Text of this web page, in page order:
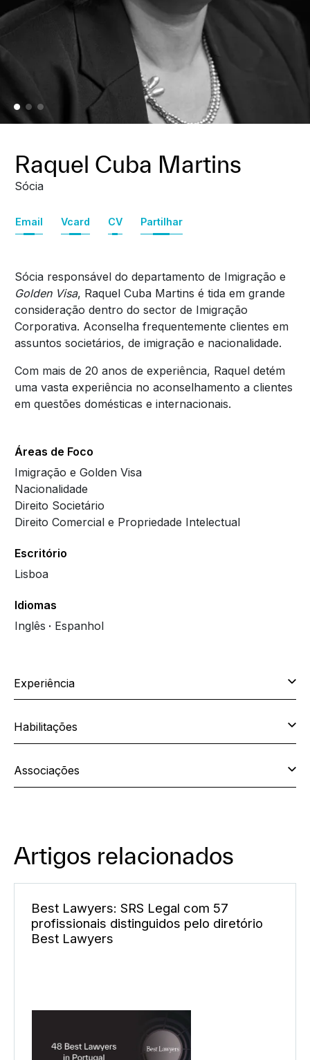
Raquel Cuba Martins
Sócia
Email Vcard CV Partilhar
Sócia responsável do departamento de Imigração e
Golden Visa, Raquel Cuba Martins é tida em grande
consideração dentro do sector de Imigração
Corporativa. Aconselha frequentemente clientes em
assuntos societários, de imigração e nacionalidade.
Com mais de 20 anos de experiência, Raquel detém
uma vasta experiência no aconselhamento a clientes
em questões domésticas e internacionais.
Áreas de Foco
Imigração e Golden Visa
Nacionalidade
Direito Societário
Direito Comercial e Propriedade Intelectual
Escritório
Lisboa
Idiomas
Inglês
Espanhol
Experiência
Habilitações
Associações
Artigos relacionados
Best Lawyers: SRS Legal com 57
profissionais distinguidos pelo diretório
Best Lawyers